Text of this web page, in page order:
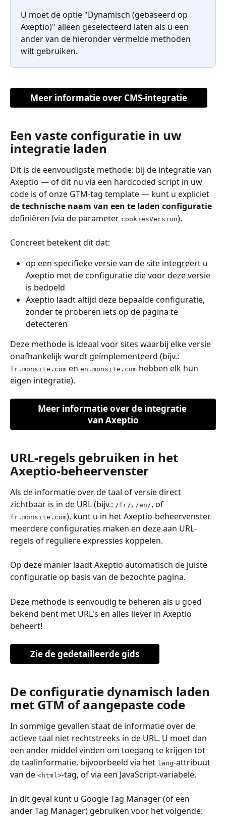
U moet de optie "Dynamisch (gebaseerd op
Axeptio)" alleen geselecteerd laten als u een
ander van de hieronder vermelde methoden
wilt gebruiken.
Meer informatie over CMS-integratie
Een vaste configuratie in uw
integratie laden
Dit is de eenvoudigste methode: bij de integratie van
Axeptio — of dit nu via een hardcoded script in uw
code is of onze GTM-tag template — kunt u expliciet
de technische naam van een te laden configuratie
definiëren (via de parameter cookiesVersion).
Concreet betekent dit dat:
op een specifieke versie van de site integreert u
Axeptio met de configuratie die voor deze versie
is bedoeld
Axeptio laadt altijd deze bepaalde configuratie,
zonder te proberen iets op de pagina te
detecteren
Deze methode is ideaal voor sites waarbij elke versie
onafhankelijk wordt geïmplementeerd (bijv.:
fr.monsite.com en en.monsite.com hebben elk hun
eigen integratie).
Meer informatie over de integratie
van Axeptio
URL-regels gebruiken in het
Axeptio-beheervenster
Als de informatie over de taal of versie direct
zichtbaar is in de URL (bijv.: /fr/, /en/, of
fr.monsite.com), kunt u in het Axeptio-beheervenster
meerdere configuraties maken en deze aan URL-
regels of reguliere expressies koppelen.
Op deze manier laadt Axeptio automatisch de juiste
configuratie op basis van de bezochte pagina.
Deze methode is eenvoudig te beheren als u goed
bekend bent met URL's en alles liever in Axeptio
beheert!
Zie de gedetailleerde gids
De configuratie dynamisch laden
met GTM of aangepaste code
In sommige gevallen staat de informatie over de
actieve taal niet rechtstreeks in de URL. U moet dan
een ander middel vinden om toegang te krijgen tot
de taalinformatie, bijvoorbeeld via het lang-attribuut
van de <html>-tag, of via een JavaScript-variabele.
In dit geval kunt u Google Tag Manager (of een
ander Tag Manager) gebruiken voor het volgende: